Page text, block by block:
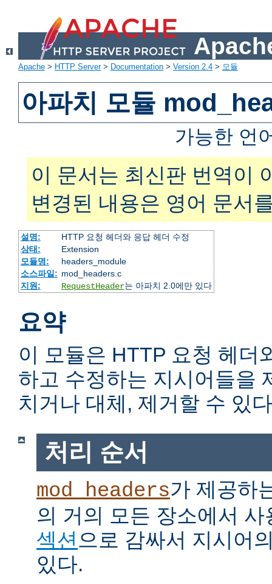
Apache > HTTP Server> Documentation > Version 2.4 > 모듈
아파치 모듈
가능한 언
이 문서는 최신판 번역이
변경된 내용은 영어 문서
설명:
HTTP 요청 헤더와 응답 헤더 수정
상태:
Extension
모듈명:
headers_module
소스파일: mod_headers.c
지원:
RequestHeader는 아파치 2.0에만 있다
요약
이 모듈은 HTTP 요청 헤더
하고 수정하는 지시어들을
치거나 대체, 제거할 수 있
처리 순서
mod_headers가 제공하
의 거의 모든 장소에서
섹션으로 감싸서 지시어
있다.